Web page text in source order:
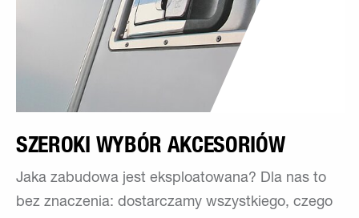
SZEROKI WYBÓR AKCESORIÓW
Jaka zabudowa jest eksploatowana? Dla nas to
bez znaczenia: dostarczamy wszystkiego, czego